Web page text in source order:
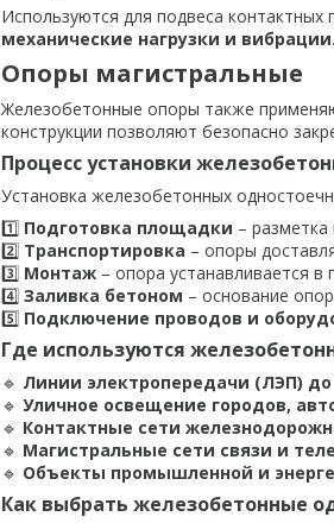
Используются для подвеса
механические нагрузки и вибрации.
Опоры магистральные
Железобетонные опоры также
конструкции позволяют безопасно
Процесс установки
Установка железобетонных
1️⃣ Подготовка площадки –
2️⃣ Транспортировка – опоры
3️⃣ Монтаж – опора устанавливается
4️⃣ Заливка бетоном – основание
5️⃣ Подключение проводов и
Где используются
🔹 Линии электропередачи (ЛЭП)
🔹 Уличное освещение городов,
🔹 Контактные сети
🔹 Магистральные сети связи и
🔹 Объекты промышленной и
Как выбрать железобетонные